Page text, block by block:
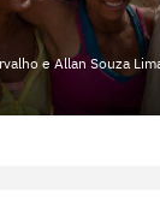
e Allan Souza